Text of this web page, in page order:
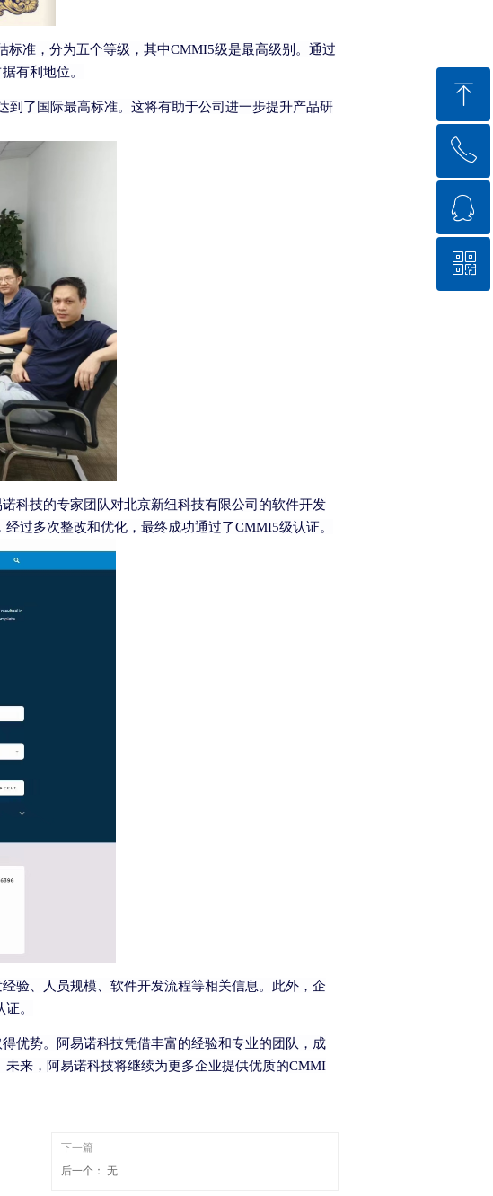
标准，分为五个等级，其中CMMI5级是最高级别。通过
有利地位。
了国际最高标准。这将有助于公司进一步提升产品研
科技的专家团队对北京新纽科技有限公司的软件开发
过多次整改和优化，最终成功通过了CMMI5级认证。
验、人员规模、软件开发流程等相关信息。此外，企
。
优势。阿易诺科技凭借丰富的经验和专业的团队，成
来，阿易诺科技将继续为更多企业提供优质的CMMI
下一篇
后一个： 无
ꁸ
回到顶部
ꂅ
ꁗ
QQ客服
ꀥ